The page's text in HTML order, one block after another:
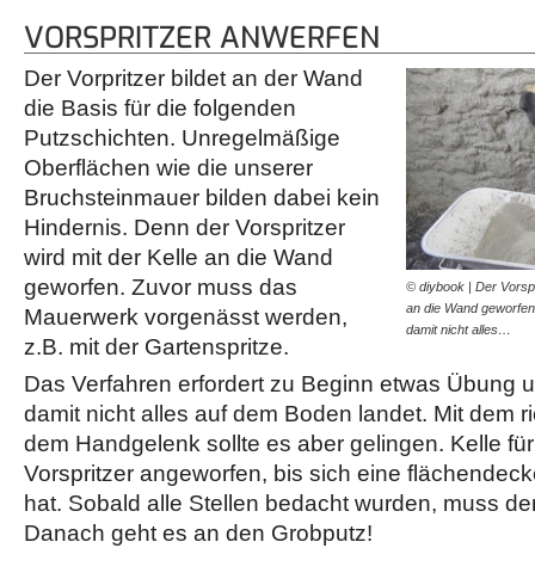
VORSPRITZER ANWERFEN
© diybook | Der
an die Wand
damit nicht alles…
Der Vorpritzer bildet an der Wand
die Basis für die folgenden
Putzschichten. Unregelmäßige
Oberflächen wie die unserer
Bruchsteinmauer bilden dabei kein
Hindernis. Denn der Vorspritzer
wird mit der Kelle an die Wand
geworfen. Zuvor muss das
Mauerwerk vorgenässt werden,
z.B. mit der Gartenspritze.
Das Verfahren erfordert zu Beginn etwas Übung
damit nicht alles auf dem Boden landet. Mit dem
dem Handgelenk sollte es aber gelingen. Kelle
Vorspritzer angeworfen, bis sich eine
hat. Sobald alle Stellen bedacht wurden, muss
Danach geht es an den Grobputz!